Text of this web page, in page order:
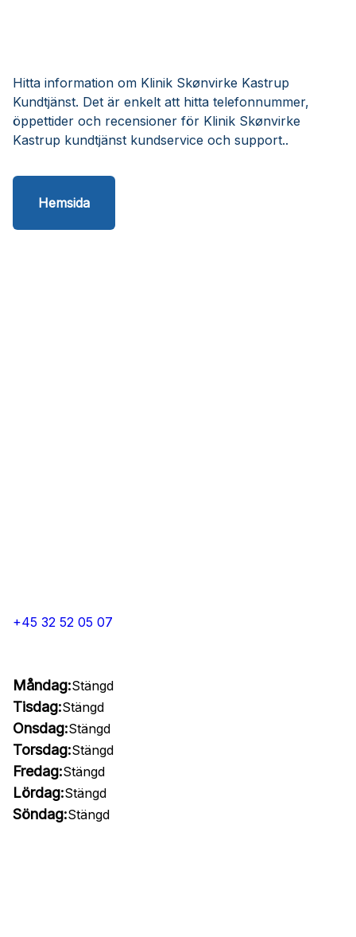
Hitta information om Klinik Skønvirke Kastrup
Kundtjänst. Det är enkelt att hitta telefonnummer,
öppettider och recensioner för Klinik Skønvirke
Kastrup kundtjänst kundservice och support..
Hemsida
+45 32 52 05 07
Måndag:Stängd
Tisdag:Stängd
Onsdag:Stängd
Torsdag:Stängd
Fredag:Stängd
Lördag:Stängd
Söndag:Stängd